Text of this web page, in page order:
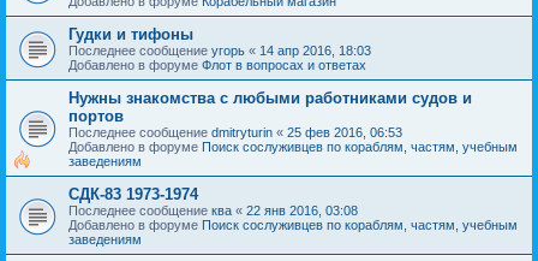
Гудки и тифоны
Последнее сообщение угорь « 14 апр 2016, 18:03
Добавлено в форуме Флот в вопросах и ответах
Нужны знакомства с любыми работниками судов и
портов
Последнее сообщение dmitryturin « 25 фев 2016, 06:53
Добавлено в форуме Поиск сослуживцев по кораблям, частям, учебным
заведениям
СДК-83 1973-1974
Последнее сообщение ква « 22 янв 2016, 03:08
Добавлено в форуме Поиск сослуживцев по кораблям, частям, учебным
заведениям